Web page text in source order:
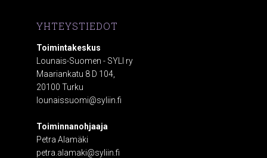
YHTEYSTIEDOT
Toimintakeskus
Lounais-Suomen - SYLI ry
Maariankatu 8 D 104,
20100 Turku
lounaissuomi@syliin.fi
Toiminnanohjaaja
Petra Alamäki
petra.alamaki@syliin.fi